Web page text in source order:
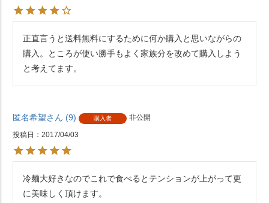
正直言うと送料無料にするために何か購入と思いながらの
購入。ところが使い勝手もよく家族分を改めて購入しよう
と考えてます。
匿名希望 9 購入者 非公開
投稿日 2017/04/03
冷麺大好きなのでこれで食べるとテンションが上がって更
に美味しく頂けます。